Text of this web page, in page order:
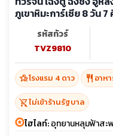
ภูเขาหิมะการ์เซีย 8 วัน
รหัสทัวร์
TVZ9810
hotel_classโรงแรม 4 ดาว restaurant อาห
shopping_cart_offไม่เข้าร้านรัฐบาล
ไฮไลท์:อุทยานหลุมฟ้าสะ